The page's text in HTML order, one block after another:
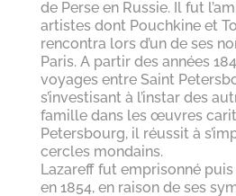
de Perse en Russie. Il fut
artistes dont Pouchkine et
rencontra lors d’un de ses
Paris. A partir des années
voyages entre Saint
s’investisant à l’instar des
famille dans les œuvres
Petersbourg, il réussit à
cercles mondains.
Lazareff fut emprisonné
en 1854, en raison de ses